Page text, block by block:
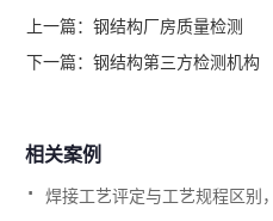
上一篇： 钢结构厂房质量检测
下一篇： 钢结构第三方检测机构
相关案例
焊接工艺评定与工艺规程区别
.